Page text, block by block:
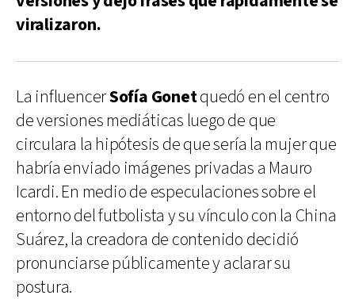
viralizaron.
La influencerSofía Gonetquedó en el centro
de versiones mediáticas luego de que
circulara la hipótesis de que sería la mujer que
habría enviado imágenes privadas a Mauro
Icardi. En medio de especulaciones sobre el
entorno del futbolista y su vínculo con la China
Suárez, la creadora de contenido decidió
pronunciarse públicamente y aclarar su
postura.